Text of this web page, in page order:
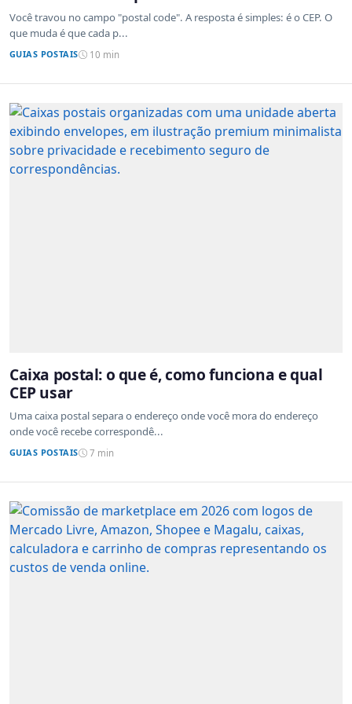
sistemas de outros países
Você travou no campo "postal code". A resposta é simples: é o CEP. O
que muda é que cada p...
GUIAS POSTAIS 10 min
Caixa postal: o que é, como funciona e qual
CEP usar
Uma caixa postal separa o endereço onde você mora do endereço
onde você recebe correspondê...
GUIAS POSTAIS 7 min